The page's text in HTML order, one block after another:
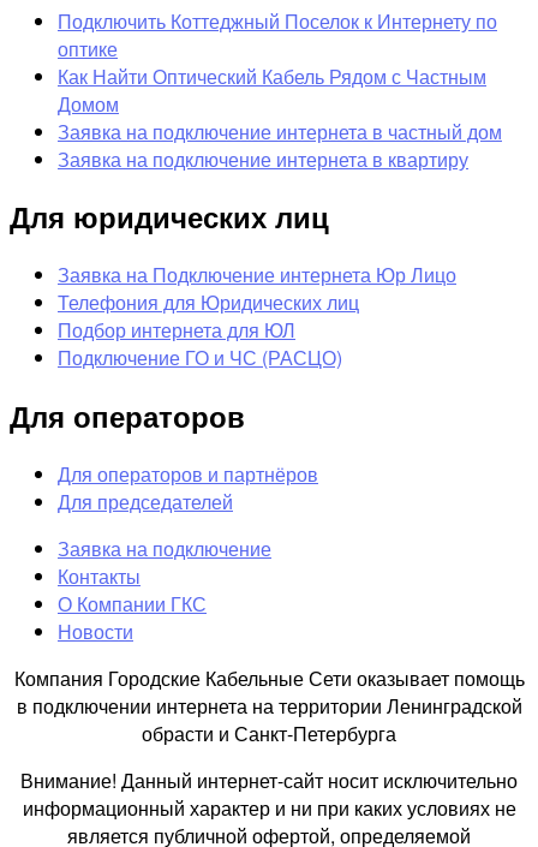
Подключить Коттеджный Поселок к Интернету по
оптике
Как Найти Оптический Кабель Рядом с Частным
Домом
Заявка на подключение интернета в частный дом
Заявка на подключение интернета в квартиру
Для юридических лиц
Заявка на Подключение интернета Юр Лицо
Телефония для Юридических лиц
Подбор интернета для ЮЛ
Подключение ГО и ЧС (РАСЦО)
Для операторов
Для операторов и партнёров
Для председателей
Заявка на подключение
Контакты
О Компании ГКС
Новости
Компания Городские Кабельные Сети оказывает помощь
в подключении интернета на территории Ленинградской
обрасти и Санкт-Петербурга
Внимание! Данный интернет-сайт носит исключительно
информационный характер и ни при каких условиях не
является публичной офертой, определяемой